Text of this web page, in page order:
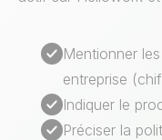
Mentionner
entreprise
Indiquer le
Préciser la